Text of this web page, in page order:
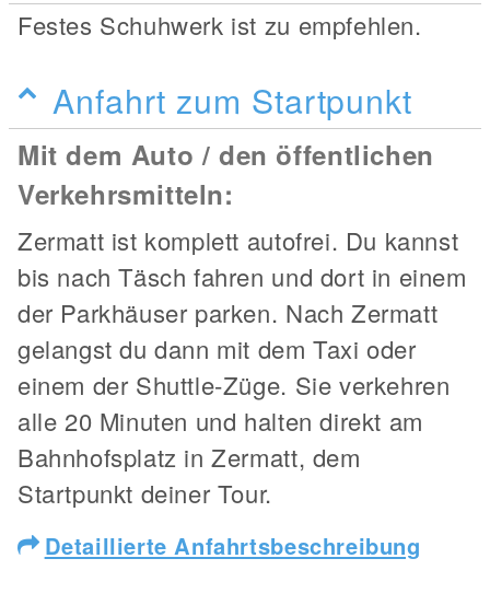
Festes Schuhwerk ist zu empfehlen.
Anfahrt zum Startpunkt
Mit dem Auto / den öffentlichen
Verkehrsmitteln:
Zermatt ist komplett autofrei. Du kannst
bis nach Täsch fahren und dort in einem
der Parkhäuser parken. Nach Zermatt
gelangst du dann mit dem Taxi oder
einem der Shuttle-Züge. Sie verkehren
alle 20 Minuten und halten direkt am
Bahnhofsplatz in Zermatt, dem
Startpunkt deiner Tour.
Detaillierte Anfahrtsbeschreibung